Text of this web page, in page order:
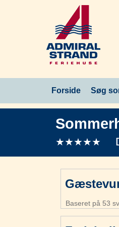
Forside Søg
★★★★★
Baseret på 53